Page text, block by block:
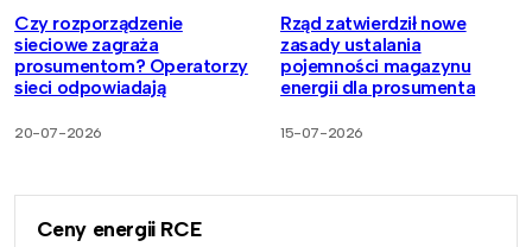
Czy rozporządzenie
sieciowe zagraża
prosumentom? Operatorzy
sieci odpowiadają
20-07-2026
Rząd zatwierdził nowe
zasady ustalania
pojemności magazynu
energii dla prosumenta
15-07-2026
Ceny energii RCE